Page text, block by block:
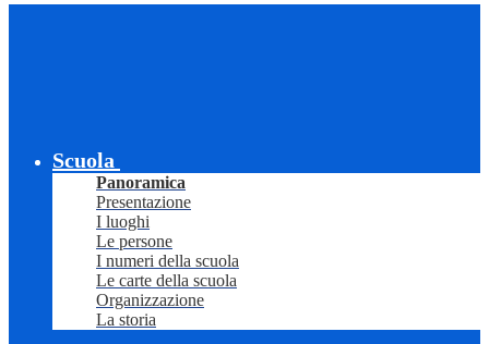
Scuola
Panoramica
Presentazione
I luoghi
Le persone
I numeri della scuola
Le carte della scuola
Organizzazione
La storia